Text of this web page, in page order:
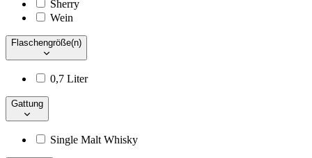
Sherry
Wein
Flaschengröße(n)
0,7 Liter
Gattung
Single Malt Whisky